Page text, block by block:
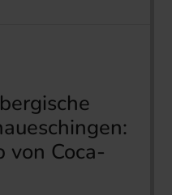
von Coca-